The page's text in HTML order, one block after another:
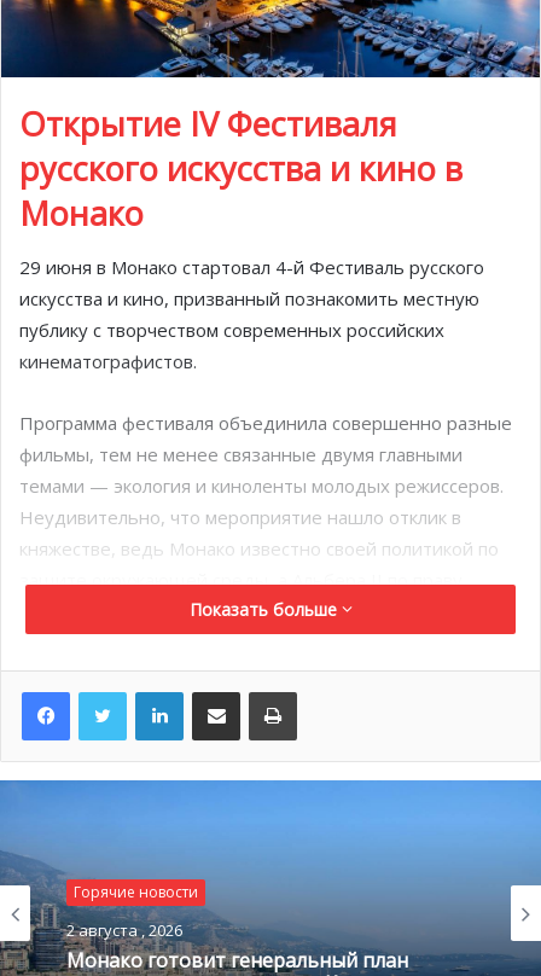
Открытие IV Фестиваля
русского искусства и кино в
Монако
29 июня в Монако стартовал 4-й Фестиваль русского
искусства и кино, призванный познакомить местную
публику с творчеством современных российских
кинематографистов.
Программа фестиваля объединила совершенно разные
фильмы, тем не менее связанные двумя главными
темами — экология и киноленты молодых режиссеров.
Неудивительно, что мероприятие нашло отклик в
княжестве, ведь Монако известно своей политикой по
защите окружающей среды, а Альбера II по праву
можно назвать “зеленым принцем”. Кроме
Квирини, подготовила специальную программу для
любителей легкого душевного кино.
Показать больше
LinkedInПоделиться по электронной почте Распечатать
Горячие новости
2 августа , 2026
Монако готовит генеральный план